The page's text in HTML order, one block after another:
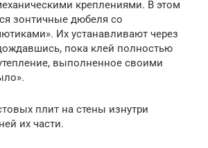
креплениями. В этом
зонтичные дюбеля со
Их устанавливают через
пока клей полностью
выполненное своими
плит на стены изнутри
их части.